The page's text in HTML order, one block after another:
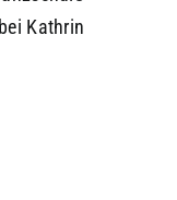
Kathrin